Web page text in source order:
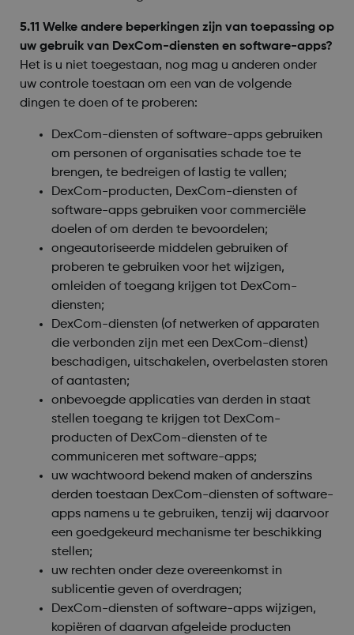
5.11 Welke andere beperkingen zijn van toepassing op
uw gebruik van DexCom-diensten en software-apps?
Het is u niet toegestaan, nog mag u anderen onder
uw controle toestaan om een van de volgende
dingen te doen of te proberen:
DexCom-diensten of software-apps gebruiken
om personen of organisaties schade toe te
brengen, te bedreigen of lastig te vallen;
DexCom-producten, DexCom-diensten of
software-apps gebruiken voor commerciële
doelen of om derden te bevoordelen;
ongeautoriseerde middelen gebruiken of
proberen te gebruiken voor het wijzigen,
omleiden of toegang krijgen tot DexCom-
diensten;
DexCom-diensten (of netwerken of apparaten
die verbonden zijn met een DexCom-dienst)
beschadigen, uitschakelen, overbelasten storen
of aantasten;
onbevoegde applicaties van derden in staat
stellen toegang te krijgen tot DexCom-
producten of DexCom-diensten of te
communiceren met software-apps;
uw wachtwoord bekend maken of anderszins
derden toestaan DexCom-diensten of software-
apps namens u te gebruiken, tenzij wij daarvoor
een goedgekeurd mechanisme ter beschikking
stellen;
uw rechten onder deze overeenkomst in
sublicentie geven of overdragen;
DexCom-diensten of software-apps wijzigen,
kopiëren of daarvan afgeleide producten